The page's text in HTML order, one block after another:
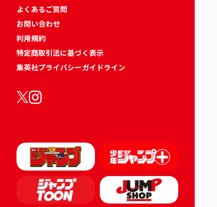
よくあるご質問
お問い合わせ
利用規約
特定商取引法に基づく表示
集英社プライバシーガイドライン